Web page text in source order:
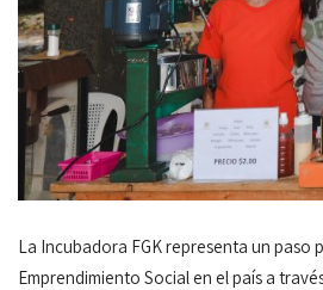
La Incubadora FGK representa un paso
Emprendimiento Social en el país a